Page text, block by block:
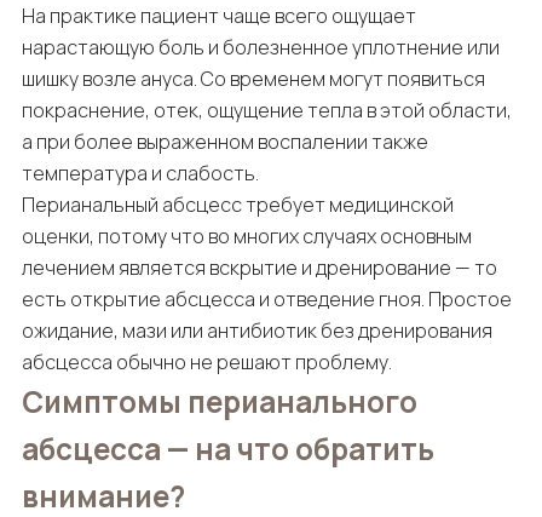
На практике пациент чаще всего ощущает
нарастающую боль и болезненное уплотнение или
шишку возле ануса. Со временем могут появиться
покраснение, отек, ощущение тепла в этой области,
а при более выраженном воспалении также
температура и слабость.
Перианальный абсцесс требует медицинской
оценки, потому что во многих случаях основным
лечением является вскрытие и дренирование — то
есть открытие абсцесса и отведение гноя. Простое
ожидание, мази или антибиотик без дренирования
абсцесса обычно не решают проблему.
Симптомы перианального
абсцесса — на что обратить
внимание?